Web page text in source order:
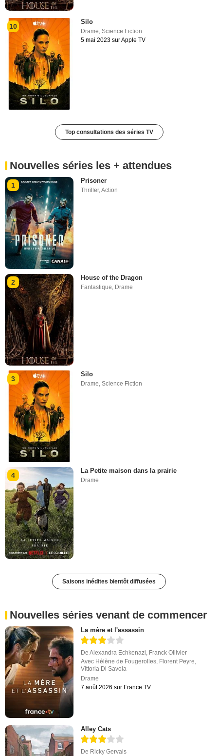
10
Silo
Drame,Science Fiction
5 mai 2023 sur Apple TV
Top consultations des séries TV
Nouvelles séries les + attendues
1
Prisoner
Thriller,Action
2
House of the Dragon
Fantastique Drame
3
Silo
Drame,Science Fiction
4
La Petite maison dans la prairie
Drame
Saisons inédites bientôt diffusées
Nouvelles séries venant de commencer
La mère et l'assassin
DeAlexandra Echkenazi Franck Ollivier
Avec Hélène de Fougerolles Florent Peyre
Vittoria Di Savoia
Drame
7 août 2026 sur France.TV
Alley Cats
De Ricky Gervais